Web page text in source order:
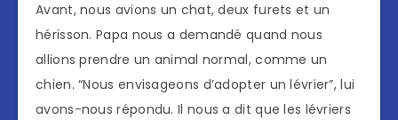
Avant, nous avions un chat, deux furets et un
hérisson. Papa nous a demandé quand nous
allions prendre un animal normal, comme un
chien. “Nous envisageons d’adopter un lévrier”, lui
avons-nous répondu. Il nous a dit que les lévriers